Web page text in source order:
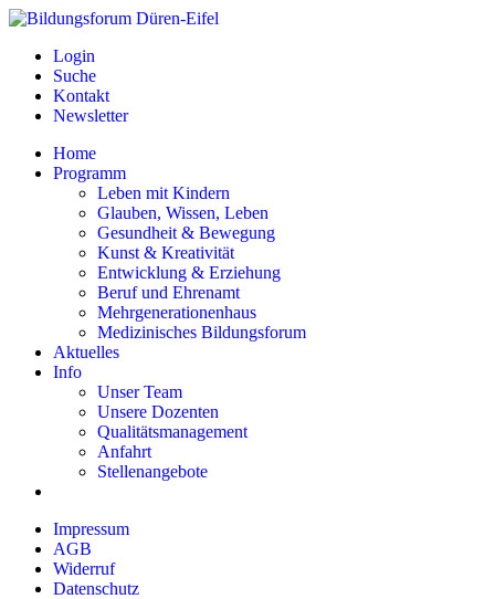
Login
Suche
Kontakt
Newsletter
Home
Programm
Leben mit Kindern
Glauben, Wissen, Leben
Gesundheit & Bewegung
Kunst & Kreativität
Entwicklung & Erziehung
Beruf und Ehrenamt
Mehrgenerationenhaus
Medizinisches Bildungsforum
Aktuelles
Info
Unser Team
Unsere Dozenten
Qualitätsmanagement
Anfahrt
Stellenangebote
Impressum
AGB
Widerruf
Datenschutz